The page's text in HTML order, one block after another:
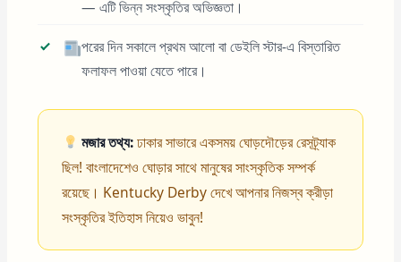
— এটি ভিন্ন সংস্কৃতির অভিজ্ঞতা।
পরের দিন সকালে প্রথম আলো বা ডেইলি স্টার-এ বিস্তারিত
ফলাফল পাওয়া যেতে পারে।
মজার তথ্য:ঢাকার সাভারে একসময় ঘোড়দৌড়ের রেসট্র্যাক
ছিল! বাংলাদেশেও ঘোড়ার সাথে মানুষের সাংস্কৃতিক সম্পর্ক
রয়েছে। Kentucky Derby দেখে আপনার নিজস্ব ক্রীড়া
সংস্কৃতির ইতিহাস নিয়েও ভাবুন!